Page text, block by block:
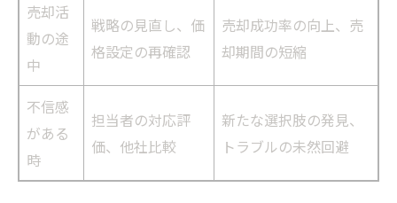
売却活
動の途
中
戦略の見直し、価
格設定の再確認
売却成功率の向上、売
却期間の短縮
不信感
がある
時
担当者の対応評
価、他社比較
新たな選択肢の発見、
トラブルの未然回避